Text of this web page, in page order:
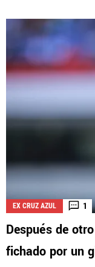
EX CRUZ AZUL 1
Después de
fichado por un